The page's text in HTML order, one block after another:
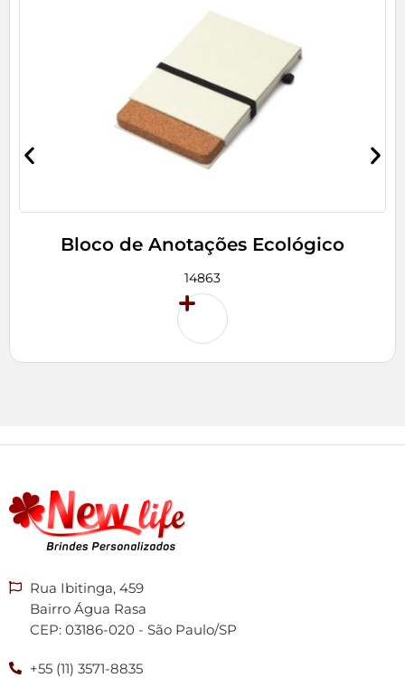
Bloco de Anotações Ecológico
14863
Rua Ibitinga, 459
Bairro Água Rasa
CEP: 03186-020 - São Paulo/SP
+55 (11) 3571-8835